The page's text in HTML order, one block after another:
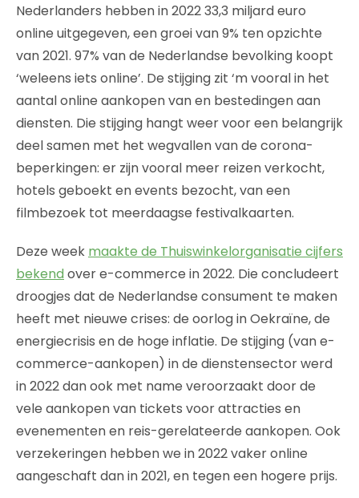
Nederlanders hebben in 2022 33,3 miljard euro
online uitgegeven, een groei van 9% ten opzichte
van 2021. 97% van de Nederlandse bevolking koopt
‘weleens iets online’. De stijging zit ‘m vooral in het
aantal online aankopen van en bestedingen aan
diensten. Die stijging hangt weer voor een belangrijk
deel samen met het wegvallen van de corona-
beperkingen: er zijn vooral meer reizen verkocht,
hotels geboekt en events bezocht, van een
filmbezoek tot meerdaagse festivalkaarten.
Deze week maakte de Thuiswinkelorganisatie cijfers
bekend over e-commerce in 2022. Die concludeert
droogjes dat de Nederlandse consument te maken
heeft met nieuwe crises: de oorlog in Oekraïne, de
energiecrisis en de hoge inflatie. De stijging (van e-
commerce-aankopen) in de dienstensector werd
in 2022 dan ook met name veroorzaakt door de
vele aankopen van tickets voor attracties en
evenementen en reis-gerelateerde aankopen. Ook
verzekeringen hebben we in 2022 vaker online
aangeschaft dan in 2021, en tegen een hogere prijs.